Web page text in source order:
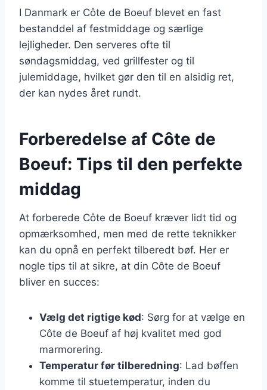
I Danmark er Côte de Boeuf blevet en fast
bestanddel af festmiddage og særlige
lejligheder. Den serveres ofte til
søndagsmiddag, ved grillfester og til
julemiddage, hvilket gør den til en alsidig ret,
der kan nydes året rundt.
Forberedelse af Côte de
Boeuf: Tips til den perfekte
middag
At forberede Côte de Boeuf kræver lidt tid og
opmærksomhed, men med de rette teknikker
kan du opnå en perfekt tilberedt bøf. Her er
nogle tips til at sikre, at din Côte de Boeuf
bliver en succes:
Vælg det rigtige kød: Sørg for at vælge en
Côte de Boeuf af høj kvalitet med god
marmorering.
Temperatur før tilberedning: Lad bøffen
komme til stuetemperatur, inden du